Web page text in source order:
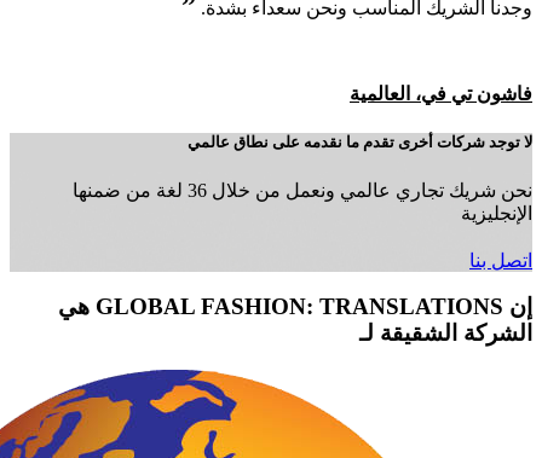
وجدنا الشريك المناسب ونحن سعداء بشدة.
فاشون تي في، العالمية
لا توجد شركات أخرى تقدم ما نقدمه على نطاق عالمي
نحن شريك تجاري عالمي ونعمل من خلال 36 لغة من ضمنها
الإنجليزية
اتصل بنا
إن GLOBAL FASHION: TRANSLATIONS هي
الشركة الشقيقة لـ